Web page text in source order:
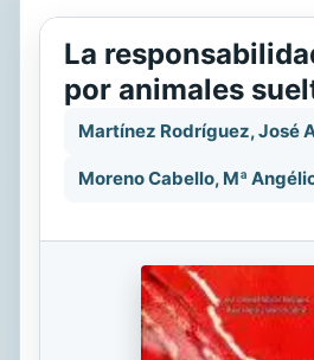
La
por animales
Martínez Rodríguez, José
Moreno Cabello, Mª